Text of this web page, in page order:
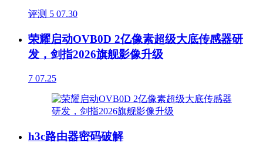
评测 5 07.30
荣耀启动OVB0D 2亿像素超级大底传感器研
发，剑指2026旗舰影像升级
7 07.25
h3c路由器密码破解